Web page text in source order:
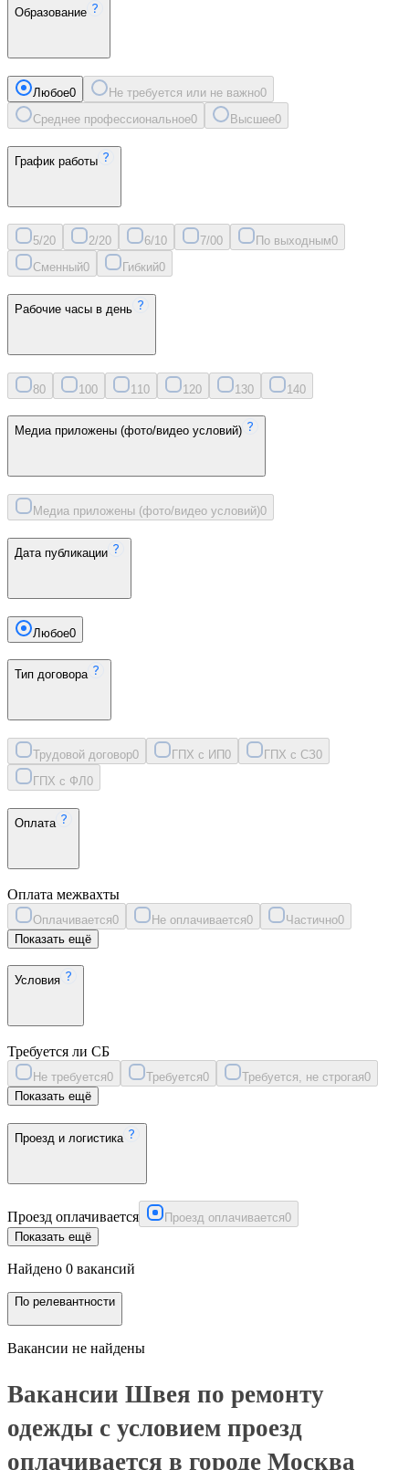
Образование
Любое0 Не требуется или не важно0
Среднее профессиональное0 Высшее0
График работы
5/20 2/20 6/10 7/00 По выходным0
Сменный0 Гибкий0
Рабочие часы в день
80 100 11 0 120 130 140
Медиа приложены (фото/видео условий)
Медиа приложены (фото/видео условий)0
Дата публикации
Любое0
Тип договора
Трудовой договор0 ГПХ с ИП0 ГПХ с СЗ0
ГПХ с ФЛ 0
Оплата
Оплата межвахты
Оплачивается0 Не оплачивается0 Частично0
Показать ещё
Условия
Требуется ли СБ
Не требуется0 Требуется0 Требуется, не строгая0
Показать ещё
Проезд и логистика
Проезд оплачивается Проезд оплачивается0
Показать ещё
Найдено 0 вакансий
По релевантности
Вакансии не найдены
Вакансии Швея по ремонту
одежды с условием проезд
оплачивается в городе Москва